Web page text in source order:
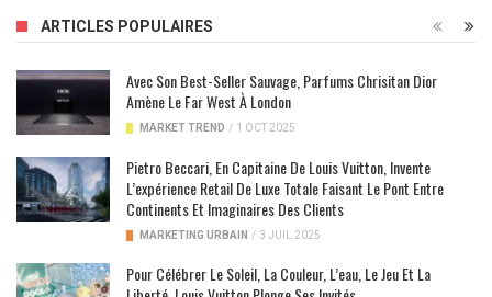
ARTICLES POPULAIRES
Avec Son Best-Seller Sauvage, Parfums Chrisitan Dior
Amène Le Far West À London
MARKET TREND / 1 OCT 2025
Pietro Beccari, En Capitaine De Louis Vuitton, Invente
L’expérience Retail De Luxe Totale Faisant Le Pont Entre
Continents Et Imaginaires Des Clients
MARKETING URBAIN / 3 JUIL 2025
Pour Célébrer Le Soleil, La Couleur, L’eau, Le Jeu Et La